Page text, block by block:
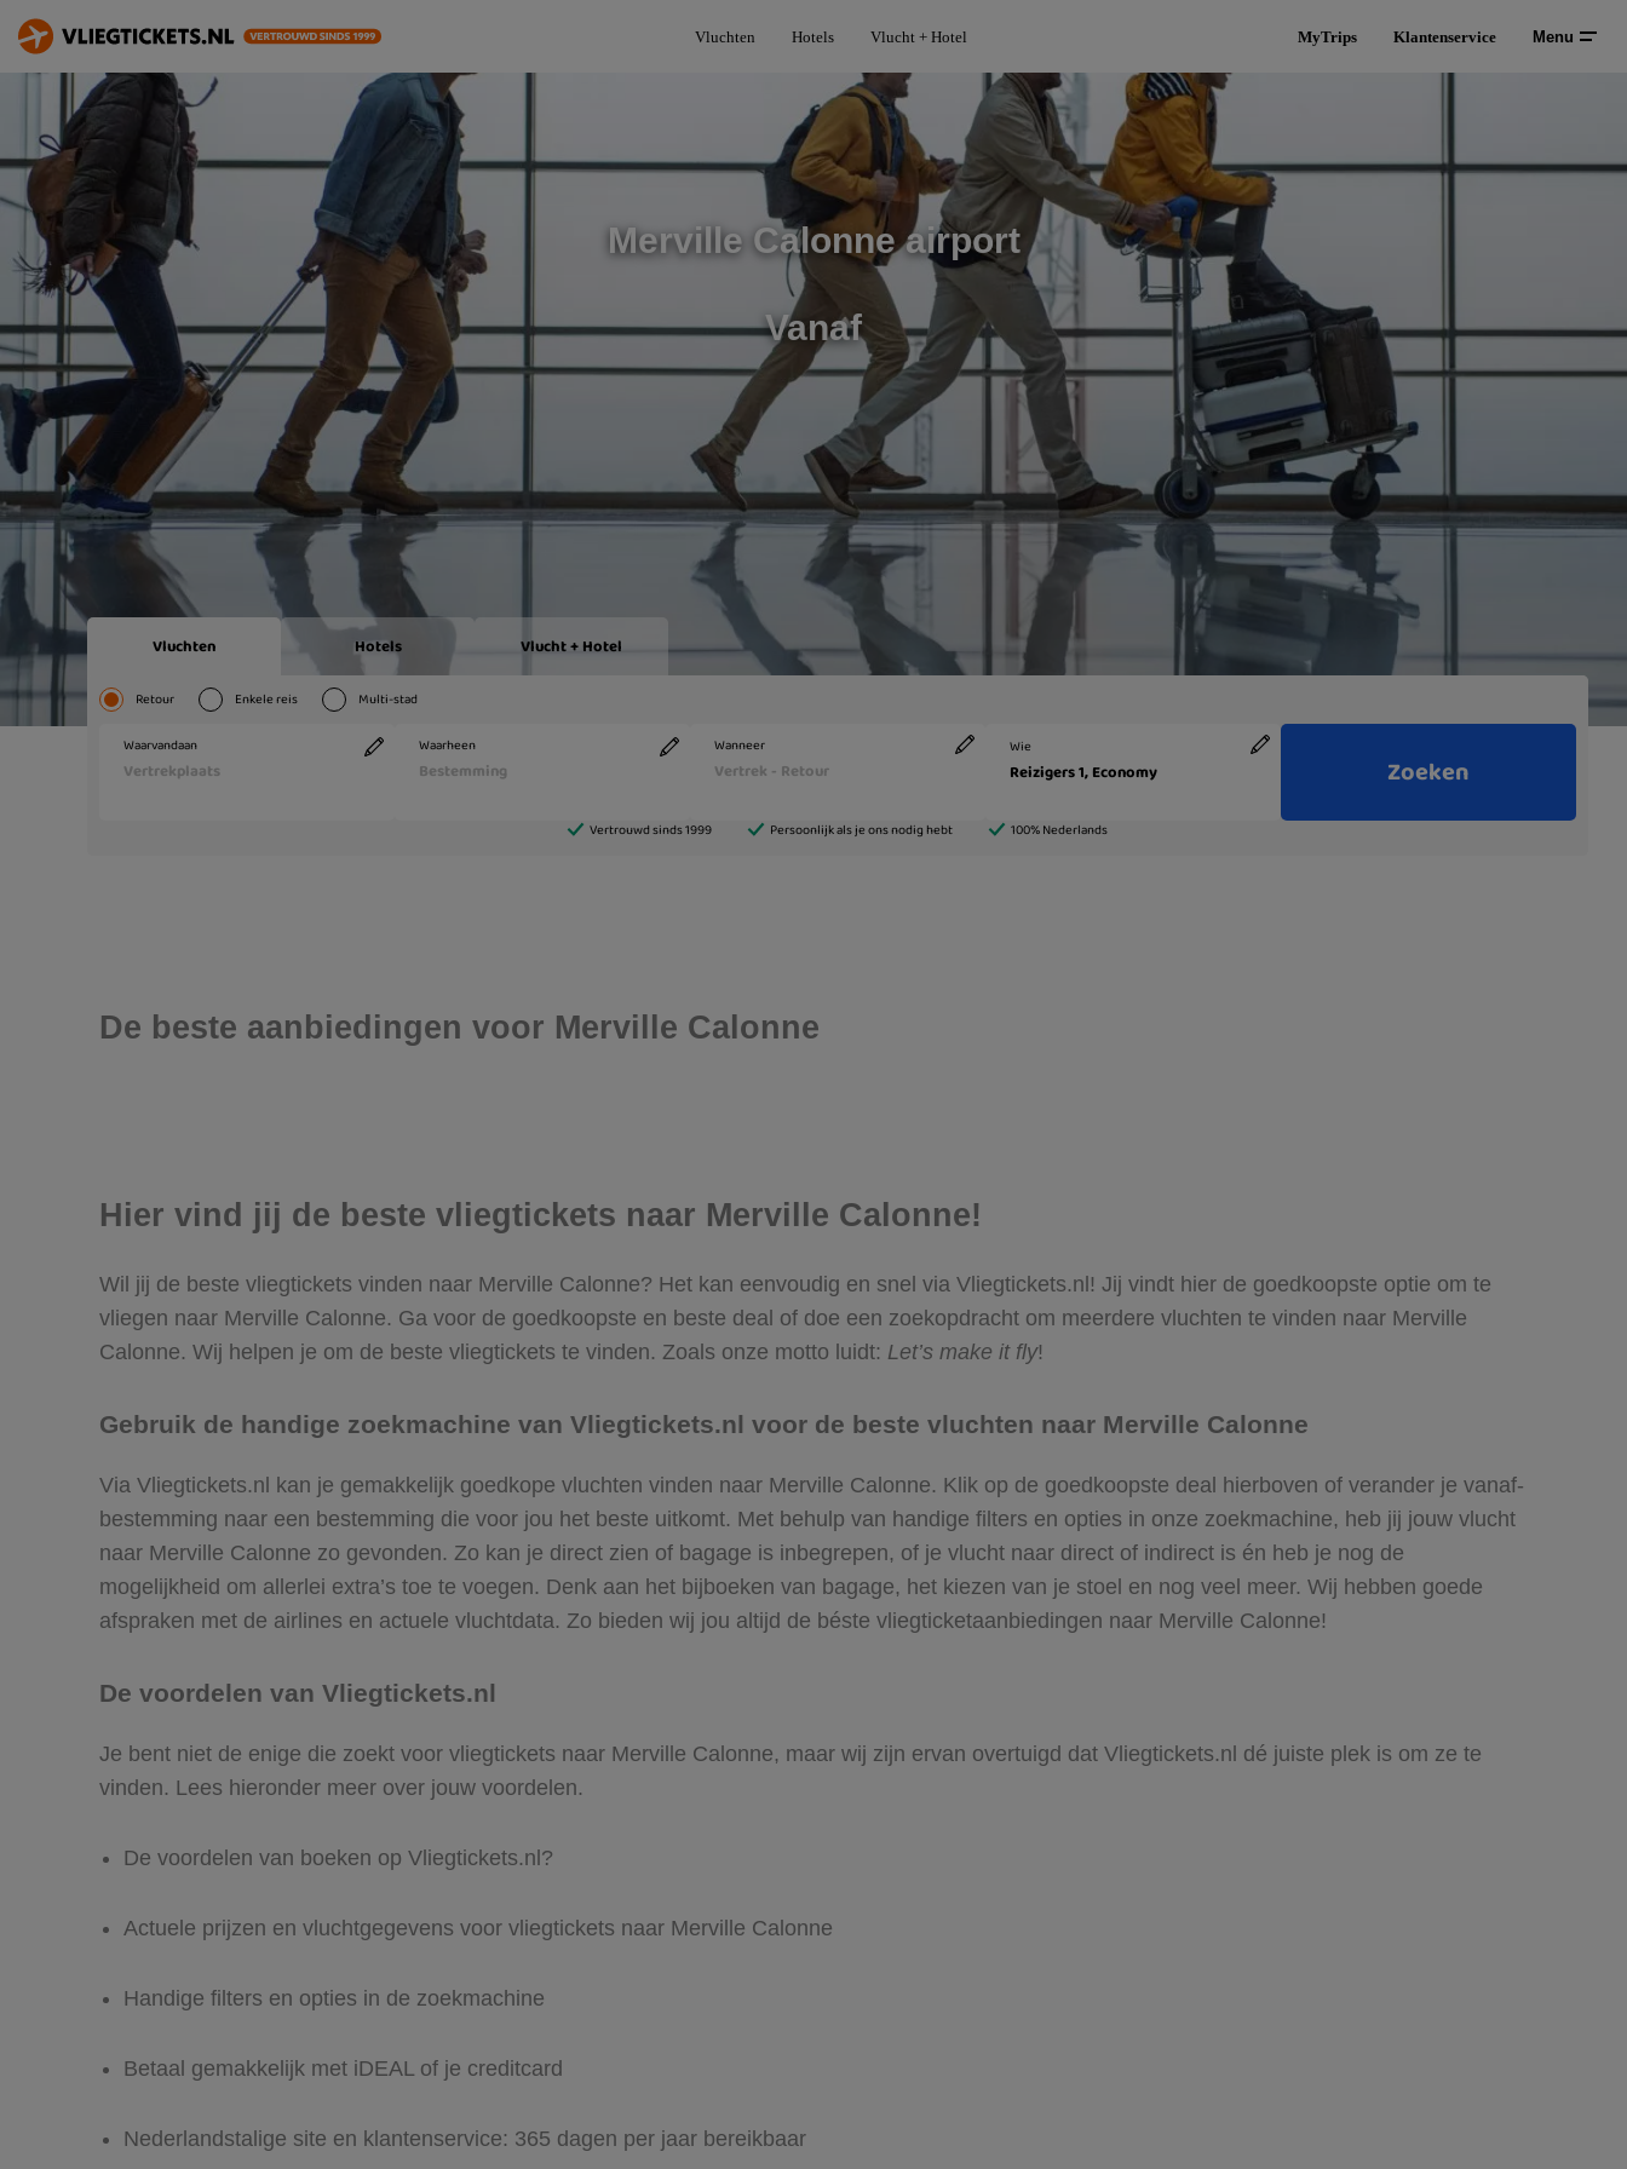
Vluchten Hotels Vlucht + Hotel MyTrips Klantenservice Menu
Merville Calonne airport
Vanaf
De beste aanbiedingen voor Merville Calonne
Hier vind jij de beste vliegtickets naar Merville Calonne!
Wil jij de beste vliegtickets vinden naar Merville Calonne? Het kan eenvoudig en snel via Vliegtickets.nl! Jij vindt hier de goedkoopste optie om te
vliegen naar Merville Calonne. Ga voor de goedkoopste en beste deal of doe een zoekopdracht om meerdere vluchten te vinden naar Merville
Calonne. Wij helpen je om de beste vliegtickets te vinden. Zoals onze motto luidt: Let’s make it fly!
Gebruik de handige zoekmachine van Vliegtickets.nl voor de beste vluchten naar Merville Calonne
Via Vliegtickets.nl kan je gemakkelijk goedkope vluchten vinden naar Merville Calonne. Klik op de goedkoopste deal hierboven of verander je vanaf-
bestemming naar een bestemming die voor jou het beste uitkomt. Met behulp van handige filters en opties in onze zoekmachine, heb jij jouw vlucht
naar Merville Calonne zo gevonden. Zo kan je direct zien of bagage is inbegrepen, of je vlucht naar direct of indirect is én heb je nog de
mogelijkheid om allerlei extra’s toe te voegen. Denk aan het bijboeken van bagage, het kiezen van je stoel en nog veel meer. Wij hebben goede
afspraken met de airlines en actuele vluchtdata. Zo bieden wij jou altijd de béste vliegticketaanbiedingen naar Merville Calonne!
De voordelen van Vliegtickets.nl
Je bent niet de enige die zoekt voor vliegtickets naar Merville Calonne, maar wij zijn ervan overtuigd dat Vliegtickets.nl dé juiste plek is om ze te
vinden. Lees hieronder meer over jouw voordelen.
De voordelen van boeken op Vliegtickets.nl?
Actuele prijzen en vluchtgegevens voor vliegtickets naar Merville Calonne
Handige filters en opties in de zoekmachine
Betaal gemakkelijk met iDEAL of je creditcard
Nederlandstalige site en klantenservice: 365 dagen per jaar bereikbaar